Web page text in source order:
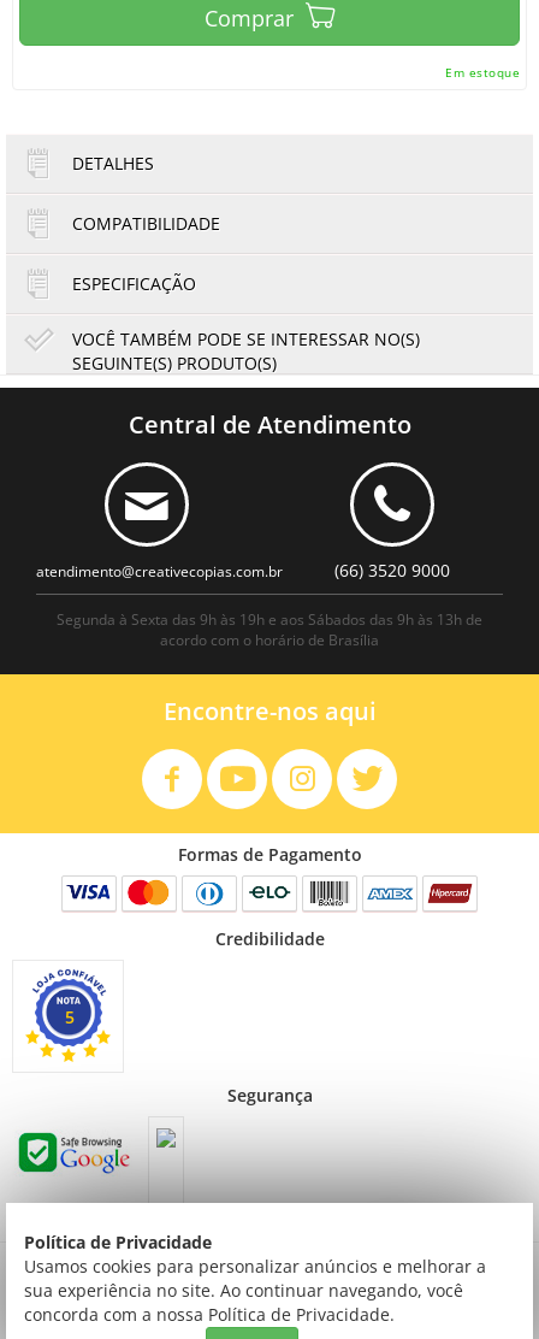
Política de Privacidade
Usamos cookies para personalizar anúncios e melhorar a
sua experiência no site. Ao continuar navegando, você
concorda com a nossa Política de Privacidade.
Comprar
Em estoque
DETALHES
COMPATIBILIDADE
ESPECIFICAÇÃO
VOCÊ TAMBÉM PODE SE INTERESSAR NO(S)
SEGUINTE(S) PRODUTO(S)
MP8220 PRO 8300S 8310S 8320S | D1793645 | Original
R$77,00
R$ 12,83 no cartão
R$71,61
no boleto à vista
Central de Atendimento
atendimento@creativecopias.com.br (66) 3520 9000
Segunda à Sexta das 9h às 19h e aos Sábados das 9h às 13h de
acordo com o horário de Brasília
Encontre-nos aqui
Formas de Pagamento
Credibilidade
5
Segurança
Preços válidos para consumidor final não contribuinte. Preços exclusivos para compras
via internet.
© Todos os direitos reservados | Creative Cópias LTDA | Av. ingás, 2314 Setor Comercial
| Sinop/MT | 78550-092 | Tel: (066) 3520-9000 | CNPJ: 03.769.753/0001-54